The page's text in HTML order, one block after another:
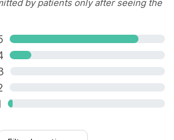
by patients only after seeing the